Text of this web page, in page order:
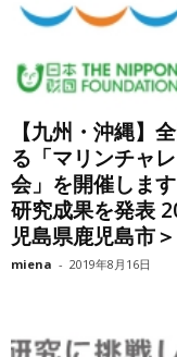
【九州・沖縄】
る「マリンチャ
会」を開催しま
研究成果を発表
児島県鹿児島市＞
miena - 2019年8月16日